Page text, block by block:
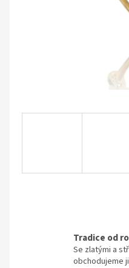
Tradice od
Se zlatými a
obchodujeme